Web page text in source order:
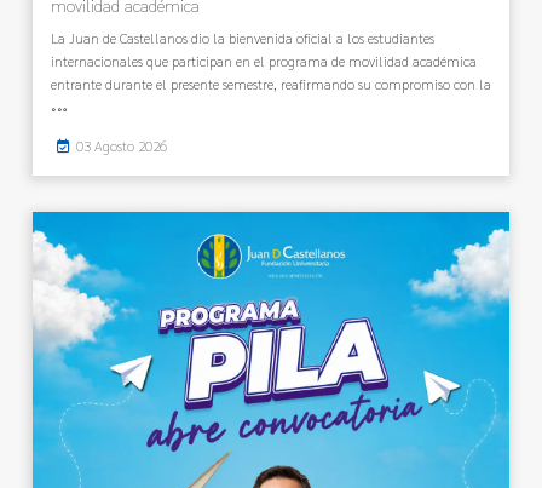
La Juan de Castellanos dio la bienvenida oficial a los estudiantes
internacionales que participan en el programa de movilidad académica
entrante durante el presente semestre, reafirmando su compromiso con la
03 Agosto 2026